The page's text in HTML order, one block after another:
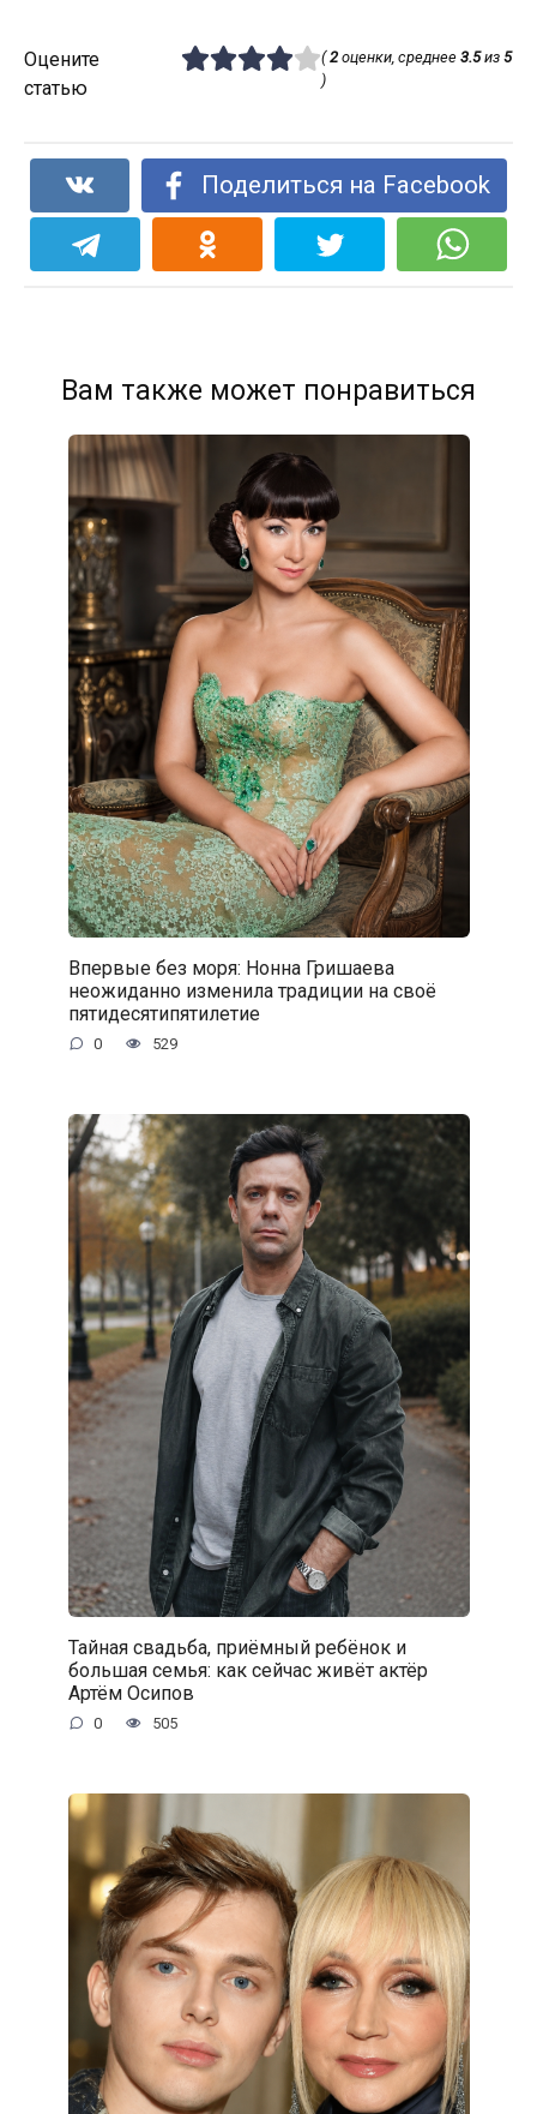
Оцените
статью
(2 оценки, среднее3.5из5
)
Поделиться на Facebook
Вам также может понравиться
Впервые без моря: Нонна Гришаева
неожиданно изменила традиции на своё
пятидесятипятилетие
0 529
Тайная свадьба, приёмный ребёнок и
большая семья: как сейчас живёт актёр
Артём Осипов
0 505